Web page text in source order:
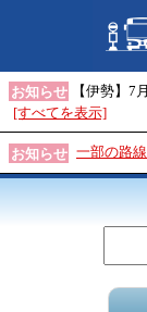
お知らせ
【伊勢】7
[すべてを表示]
お知らせ 一部の路